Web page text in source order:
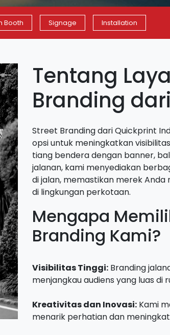
Booth Signage Installation
Tentang
Branding
Street Branding dari Quickprint
opsi untuk meningkatkan
tiang bendera dengan banner,
jalanan, kami menyediakan
di jalan, memastikan merek
di lingkungan perkotaan.
Mengapa
Branding Kami?
Visibilitas Tinggi: Branding
menjangkau audiens yang luas di
Kreativitas dan Inovasi: Kami
menarik perhatian dan